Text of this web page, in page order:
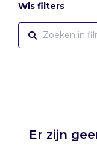
Wis filters
Er zijn